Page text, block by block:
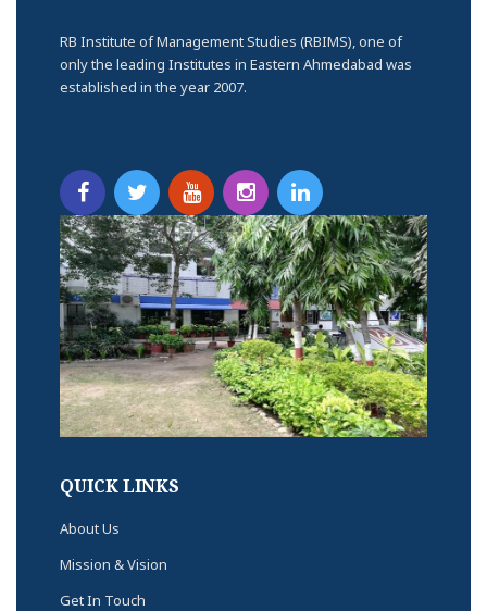
RB Institute of Management Studies (RBIMS), one of
only the leading Institutes in Eastern Ahmedabad was
established in the year 2007.
QUICK LINKS
About Us
Mission & Vision
Get In Touch